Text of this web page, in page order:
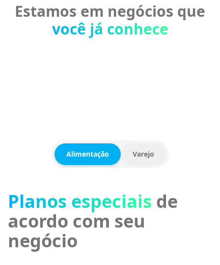
Estamos em negócios que
você já conhece
Alimentação Varejo
Planos especiais para
sua loja
PDV completo com ERP integrado